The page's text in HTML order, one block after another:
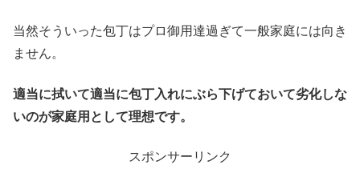
当然そういった包丁はプロ御用達過ぎて一般家庭には向き
ません。
適当に拭いて適当に包丁入れにぶら下げておいて劣化しな
いのが家庭用として理想です。
スポンサーリンク